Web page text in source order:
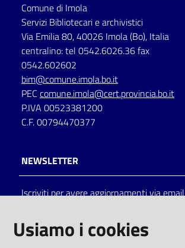
Seguici
su
on line
Comune di Imola
Servizi Bibliotecari e archivistici
Via Emilia 80, 40026 Imola (Bo), Italia
centralino: tel 0542.6026.36 fax
0542.602602
bim@comune.imola.bo.it
PEC comune.imola@cert.provincia.bo.it
P.IVA 00523381200
C.F. 00794470377
NEWSLETTER
Iscriviti per avere aggiornamenti via email
Usiamo i cookies